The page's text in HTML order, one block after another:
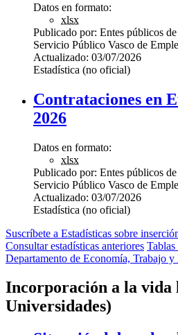
Datos en formato:
xlsx
Publicado por: Entes públicos
Servicio Público Vasco de
Actualizado: 03/07/2026
Estadística (no oficial)
Contrataciones en
2026
Datos en formato:
xlsx
Publicado por: Entes públicos
Servicio Público Vasco de
Actualizado: 03/07/2026
Estadística (no oficial)
Suscríbete a Estadísticas sobre
Consultar estadísticas anteriores Tablas
Departamento de Economía, Trabajo y
Incorporación a la vida
Universidades)